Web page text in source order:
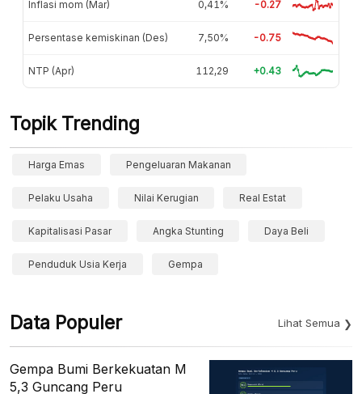
Inflasi mom (Mar) 0,41% -0.27
Persentase kemiskinan (Des) 7,50% -0.75
NTP (Apr) 112,29 +0.43
Topik Trending
Harga Emas Pengeluaran Makanan
Pelaku Usaha Nilai Kerugian Real Estat
Kapitalisasi Pasar Angka Stunting Daya Beli
Penduduk Usia Kerja Gempa
Data Populer Lihat Semua
Gempa Bumi Berkekuatan M
5,3 Guncang Peru